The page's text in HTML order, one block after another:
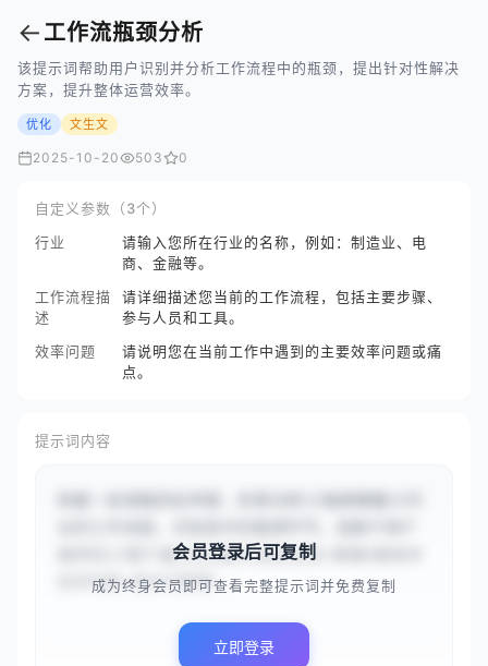
← 工作流瓶颈分析
该提示词帮助用户识别并分析工作流程中的瓶颈，提出针对性解决
方案，提升整体运营效率。
优化 文生文
2025-10-20 503 0
自定义参数（3个）
行业
请输入您所在行业的名称，例如：制造业、电
商、金融等。
工作流程描
述
请详细描述您当前的工作流程，包括主要步骤、
参与人员和工具。
效率问题
请说明您在当前工作中遇到的主要效率问题或痛
点。
提示词内容
提供的{{客户通过在线聊天发起咨询→客服A接收并
初步回复→复杂问题需...
会员登录后可复制
成为终身会员即可查看完整提示词并免费复制
立即登录